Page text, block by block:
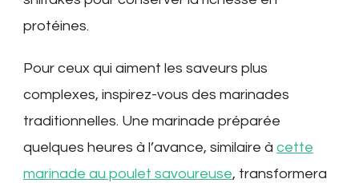
protéines.
Pour ceux qui aiment les saveurs plus
complexes, inspirez-vous des marinades
traditionnelles. Une marinade préparée
quelques heures à l’avance, similaire à cette
marinade au poulet savoureuse, transformera